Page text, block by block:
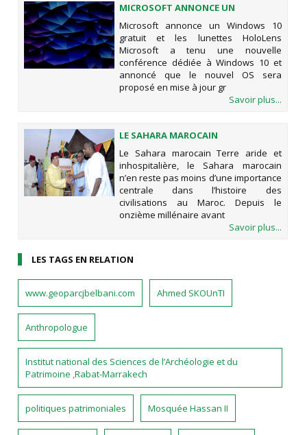
MICROSOFT ANNONCE UN
WINDOWS 10 GRATUIT ET LES
LUNETTES HOLOLENS
Microsoft annonce un Windows 10
gratuit et les lunettes HoloLens
Microsoft a tenu une nouvelle
conférence dédiée à Windows 10 et
annoncé que le nouvel OS sera
proposé en mise à jour gr
Savoir plus...
LE SAHARA MAROCAIN
Le Sahara marocain Terre aride et
inhospitalière, le Sahara marocain
n’en reste pas moins d’une importance
centrale dans l’histoire des
civilisations au Maroc. Depuis le
onzième millénaire avant
Savoir plus...
LES TAGS EN RELATION
www.geoparcjbelbani.com Ahmed SKOUnTI
Anthropologue
Institut national des Sciences de l’Archéologie et du
Patrimoine ,Rabat-Marrakech
politiques patrimoniales Mosquée Hassan II